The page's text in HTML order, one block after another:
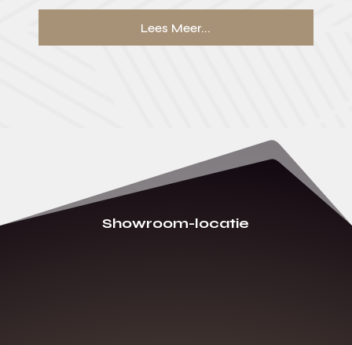
Lees Meer...
Showroom-locatie